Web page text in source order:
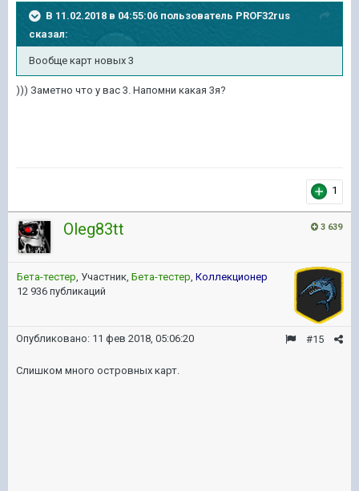
В 11.02.2018 в 04:55:06 пользователь PROF32rus
сказал:
Вообще карт новых 3
))) Заметно что у вас 3. Напомни какая 3я?
1
3 639
Oleg83tt
Бета-тестер, Участник, Бета-тестер, Коллекционер
12 936 публикаций
#15
Опубликовано: 11 фев 2018, 05:06:20
Слишком много островных карт.